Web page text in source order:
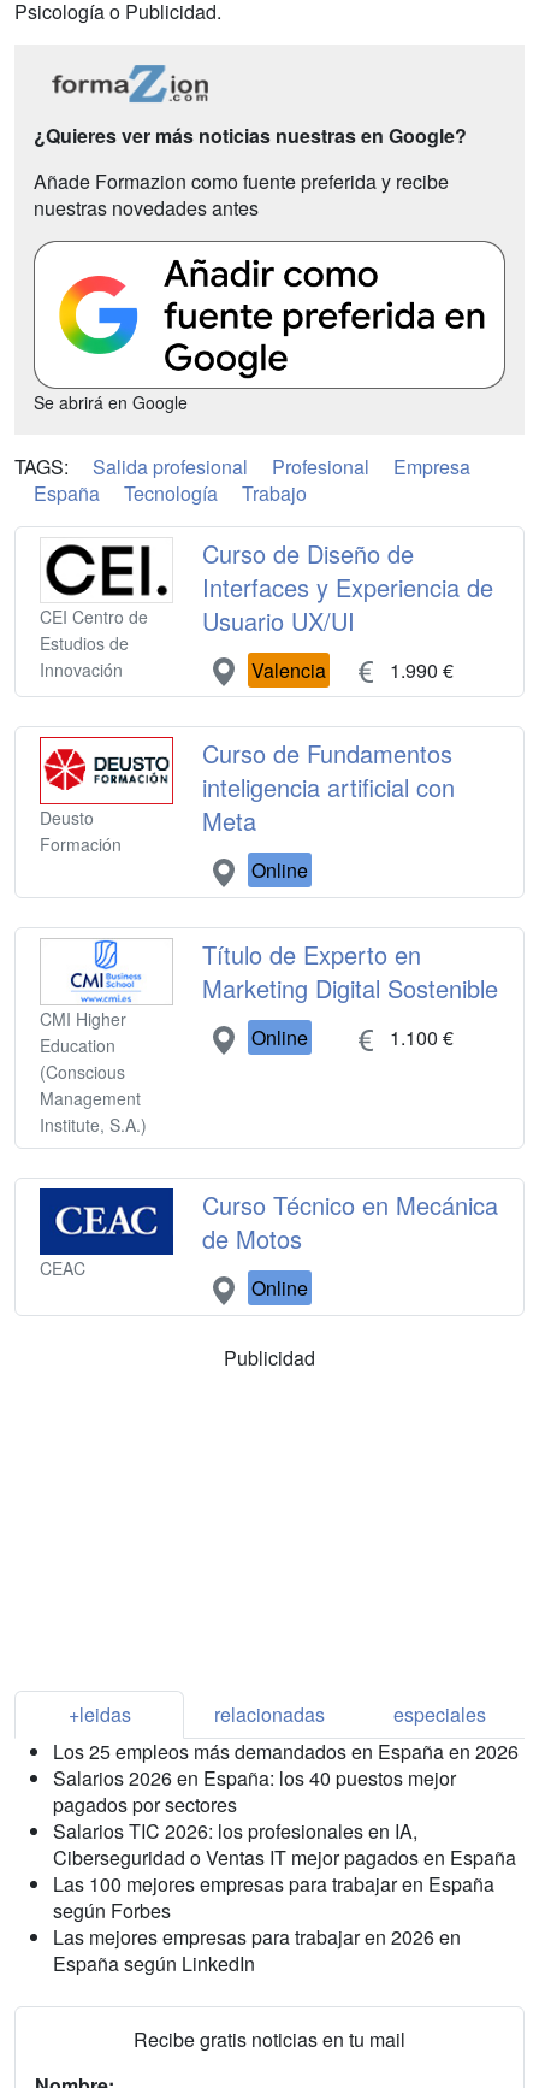
Psicología o Publicidad.
¿Quieres ver más noticias nuestras en Google?
Añade Formazion como fuente preferida y recibe
nuestras novedades antes
Se abrirá en Google
TAGS: Salida profesional Profesional
Empresa
España
Tecnología Trabajo
CEI Centro de
Estudios de
Innovación
Curso de Diseño de
Interfaces y Experiencia de
Usuario UX/UI
Valencia 1.990 €
Deusto
Formación
Curso de Fundamentos
inteligencia artificial con
Meta
Online
CMI Higher
Education
(Conscious
Management
Institute, S.A.)
Título de Experto en
Marketing Digital Sostenible
Online 1.100 €
CEAC
Curso Técnico en Mecánica
de Motos
Online
Publicidad
+leidas relacionadas
especiales
Los 25 empleos más demandados en España en 2026
Salarios 2026 en España: los 40 puestos mejor
pagados por sectores
Salarios TIC 2026: los profesionales en IA,
Ciberseguridad o Ventas IT mejor pagados en España
Las 100 mejores empresas para trabajar en España
según Forbes
Las mejores empresas para trabajar en 2026 en
España según LinkedIn
Recibe gratis noticias en tu mail